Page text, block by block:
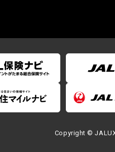
Copyright ©